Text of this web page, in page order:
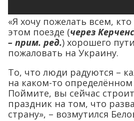
«Я хочу пожелать всем,
этом поезде (через
– прим. ред.) хорошего
пожаловать на Украину.
То, что люди радуются –
на каком-то определённом
Поймите, вы сейчас
праздник на том, что
страну», – возмутился